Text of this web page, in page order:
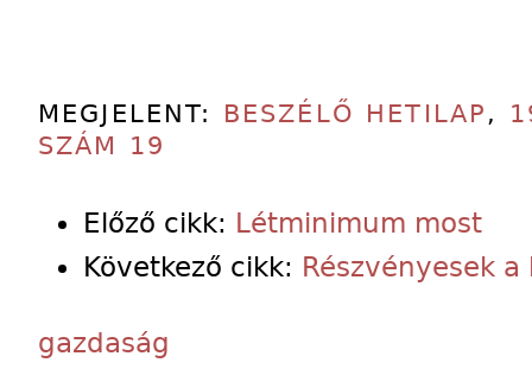
MEGJELENT: BESZÉLŐ HETILAP ,
SZÁM 19
Előző cikk: Létminimum most
Következő cikk: Részvényesek a
gazdaság